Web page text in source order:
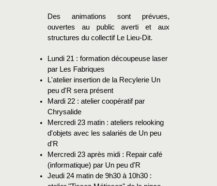
Des animations sont prévues,
ouvertes au public averti et aux
structures du collectif Le Lieu-Dit.
Lundi 21 : formation découpeuse laser
par Les Fabriques
L'atelier insertion de la Recylerie Un
peu d'R sera présent
Mardi 22 : atelier coopératif par
Chrysalide
Mercredi 23 matin : ateliers relooking
d'objets avec les salariés de Un peu
d'R
Mercredi 23 après midi : Repair café
(informatique) par Un peu d'R
Jeudi 24 matin de 9h30 à 10h30 :